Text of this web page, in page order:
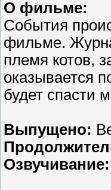
О фильме:
События
фильме.
племя котов,
оказывается
будет спасти
Выпущено:
Озвучивание: